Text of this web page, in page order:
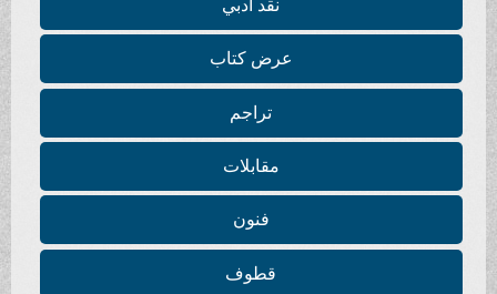
نقد أدبي
عرض كتاب
تراجم
مقابلات
فنون
قطوف